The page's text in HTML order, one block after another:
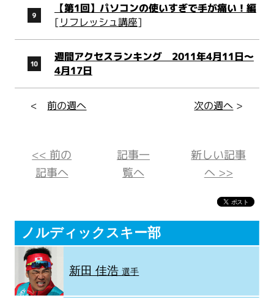
【第1回】パソコンの使いすぎで手が痛い！編
[リフレッシュ講座]
週間アクセスランキング 2011年4月11日～
4月17日
<前の週へ 次の週へ >
<< 前の
記事へ
記事一
覧へ
新しい記事
へ >>
ノルディックスキー部
新田 佳浩選手